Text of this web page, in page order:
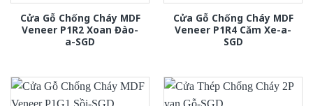
Cửa Gỗ Chống Cháy MDF
Veneer P1R2 Xoan Đào-
a-SGD
Cửa Gỗ Chống Cháy MDF
Veneer P1R4 Căm Xe-a-
SGD